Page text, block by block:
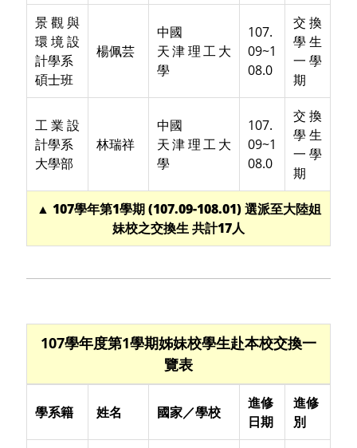
景觀與
環境設
計學系
碩士班
楊佩芸
中國
天津理工大
學
107.
09~1
08.0
交換
學生
一學
期
工業設
計學系
大學部
林瑞祥
中國
天津理工大
學
107.
09~1
08.0
交換
學生
一學
期
▲ 107學年第1學期 (107.09-108.01) 選派至大陸姐
妹校之交換生 共計17人
107學年度第1學期姊妹校學生赴本校交換一
覽表
學系籍 姓名 國家／學校
進修
日期
進修
別